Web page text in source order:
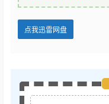
点我迅雷网盘